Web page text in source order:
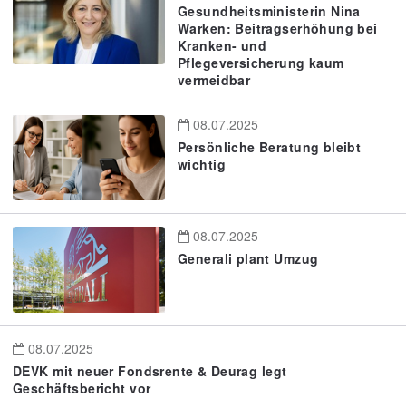
Gesundheitsministerin Nina
Warken: Beitragserhöhung bei
Kranken- und
Pflegeversicherung kaum
vermeidbar
08.07.2025
Persönliche Beratung bleibt
wichtig
08.07.2025
Generali plant Umzug
08.07.2025
DEVK mit neuer Fondsrente & Deurag legt
Geschäftsbericht vor